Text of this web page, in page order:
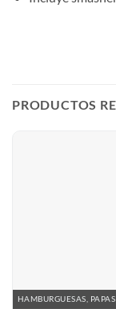
PRODUCTOS
HAMBURGUESAS,